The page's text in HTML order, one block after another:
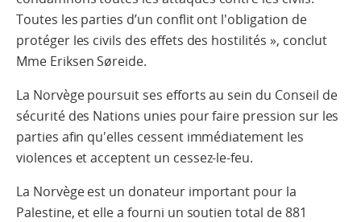
Toutes les parties d’un conflit ont l'obligation de
protéger les civils des effets des hostilités », conclut
Mme Eriksen Søreide.
La Norvège poursuit ses efforts au sein du Conseil de
sécurité des Nations unies pour faire pression sur les
parties afin qu'elles cessent immédiatement les
violences et acceptent un cessez-le-feu.
La Norvège est un donateur important pour la
Palestine, et elle a fourni un soutien total de 881